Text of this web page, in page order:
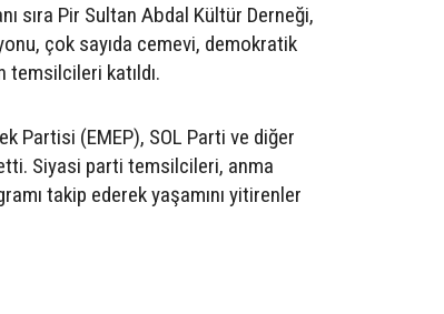
sıra Pir Sultan Abdal Kültür Derneği,
çok sayıda cemevi, demokratik
katıldı.
Partisi (EMEP), SOL Parti ve diğer
Siyasi parti temsilcileri, anma
takip ederek yaşamını yitirenler